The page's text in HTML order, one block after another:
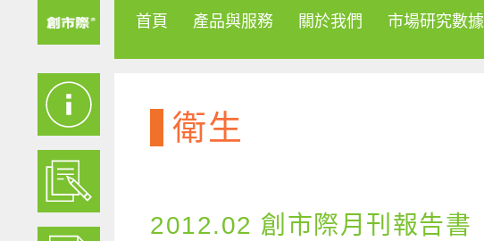
首頁 產品與服務 關於我們 市場研究數據
衛生
2012.02 創市際月刊報告書